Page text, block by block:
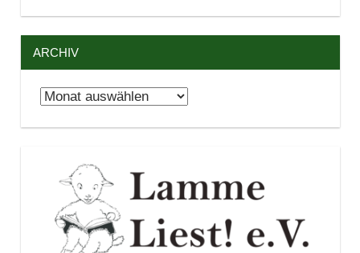
ARCHIV
Archiv